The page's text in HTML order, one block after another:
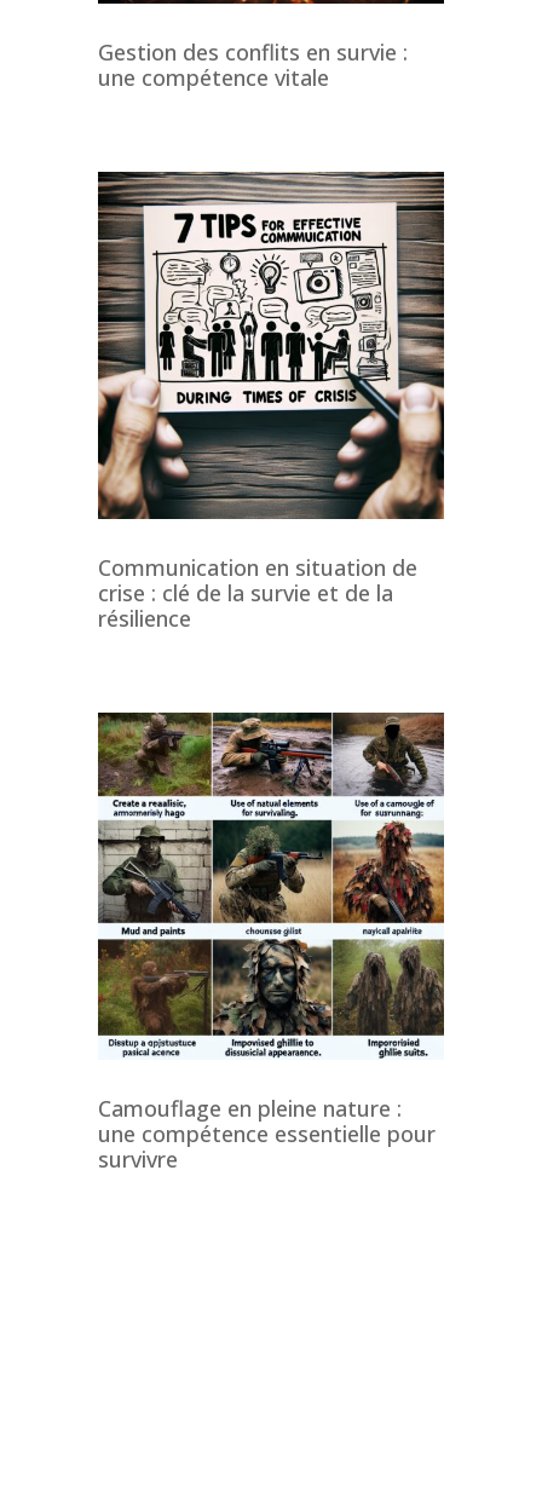
Gestion des conflits en survie :
une compétence vitale
Communication en situation de
crise : clé de la survie et de la
résilience
Camouflage en pleine nature :
une compétence essentielle pour
survivre